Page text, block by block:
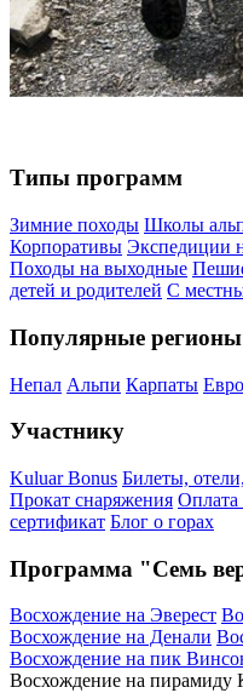
Типы программ
Зимние походы Школы
Корпоративы Экспедиции
Походы на выходные
детей и родителей С
Популярные регионы
Непал Альпи Карпаты
Участнику
Kuluar Bonus Билеты,
Прокат снаряжения Оплата
сертификат Блог о горах
Программа "Семь
Восхождение на Эверест
Восхождение на Денали
Восхождение на пик
Восхождение на пирамиду